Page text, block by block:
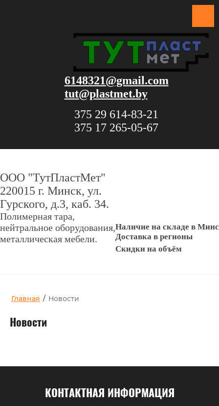
6148321@gmail.com
tut@plastmet.by
375 29 614-83-21
375 17 265-05-67
ООО "ТутПластМет"
220015 г. Минск, ул.
Гурского, д.3, каб. 34.
Полимерная тара,
нейтральное оборудования,
металлическая мебели.
Наличие на складе в
Доставка в регионы
Скидки на объём
Главная / Новости
Новости
КОНТАКТНАЯ ИНФОРМАЦИЯ